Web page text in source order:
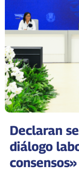
Declaran
diálogo
consensos»